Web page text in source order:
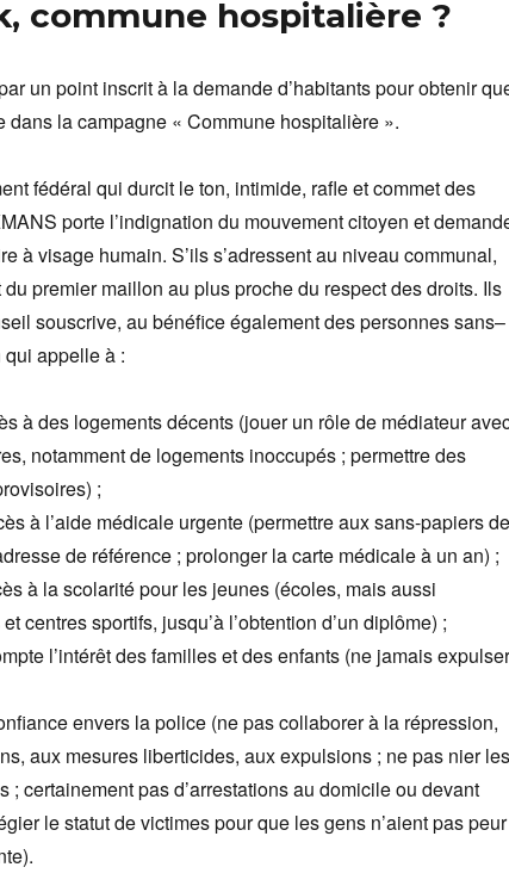
commune hospitalière ?
un point inscrit à la demande d’habitants pour obtenir
dans la campagne « Commune hospitalière ».
fédéral qui durcit le ton, intimide, rafle et commet des
porte l’indignation du mouvement citoyen et
à visage humain. S’ils s’adressent au niveau communal,
du premier maillon au plus proche du respect des droits. Ils
souscrive, au bénéfice également des personnes sans–
appelle à :
à des logements décents (jouer un rôle de médiateur
notamment de logements inoccupés ; permettre des
;
à l’aide médicale urgente (permettre aux sans-papiers de
de référence ; prolonger la carte médicale à un an) ;
à la scolarité pour les jeunes (écoles, mais aussi
centres sportifs, jusqu’à l’obtention d’un diplôme) ;
l’intérêt des familles et des enfants (ne jamais expulser
envers la police (ne pas collaborer à la répression,
aux mesures liberticides, aux expulsions ; ne pas nier les
; certainement pas d’arrestations au domicile ou devant
le statut de victimes pour que les gens n’aient pas peur